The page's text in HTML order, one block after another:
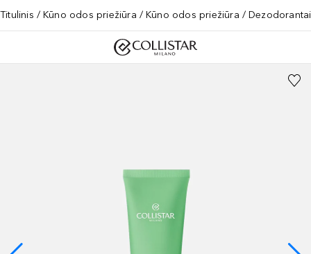
Titulinis Kūno odos priežiūra Kūno odos priežiūra Dezodorantai